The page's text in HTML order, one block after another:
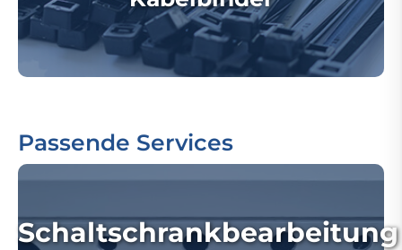
Passende Services
Schaltschrankbearbeitung